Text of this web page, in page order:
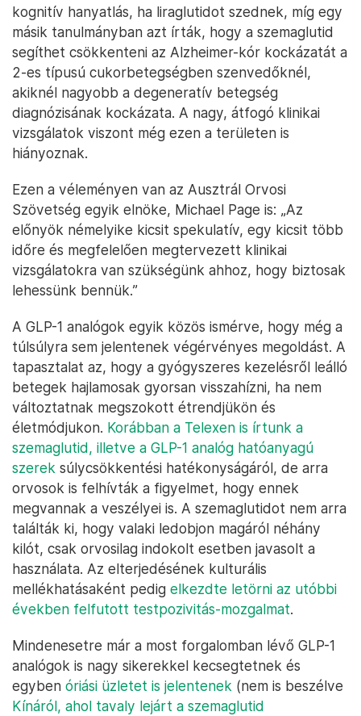
kognitív hanyatlás, ha liraglutidot szednek, míg egy
másik tanulmányban azt írták, hogy a szemaglutid
segíthet csökkenteni az Alzheimer-kór kockázatát a
2-es típusú cukorbetegségben szenvedőknél,
akiknél nagyobb a degeneratív betegség
diagnózisának kockázata. A nagy, átfogó klinikai
vizsgálatok viszont még ezen a területen is
hiányoznak.
Ezen a véleményen van az Ausztrál Orvosi
Szövetség egyik elnöke, Michael Page is: „Az
előnyök némelyike kicsit spekulatív, egy kicsit több
időre és megfelelően megtervezett klinikai
vizsgálatokra van szükségünk ahhoz, hogy biztosak
lehessünk bennük.”
A GLP-1 analógok egyik közös ismérve, hogy még a
túlsúlyra sem jelentenek végérvényes megoldást. A
tapasztalat az, hogy a gyógyszeres kezelésről leálló
betegek hajlamosak gyorsan visszahízni, ha nem
változtatnak megszokott étrendjükön és
életmódjukon. Korábban a Telexen is írtunk a
szemaglutid, illetve a GLP-1 analóg hatóanyagú
szerek súlycsökkentési hatékonyságáról, de arra
orvosok is felhívták a figyelmet, hogy ennek
megvannak a veszélyei is. A szemaglutidot nem arra
találták ki, hogy valaki ledobjon magáról néhány
kilót, csak orvosilag indokolt esetben javasolt a
használata. Az elterjedésének kulturális
mellékhatásaként pedig elkezdte letörni az utóbbi
években felfutott testpozivitás-mozgalmat.
Mindenesetre már a most forgalomban lévő GLP-1
analógok is nagy sikerekkel kecsegtetnek és
egyben óriási üzletet is jelentenek (nem is beszélve
Kínáról, ahol tavaly lejárt a szemaglutid